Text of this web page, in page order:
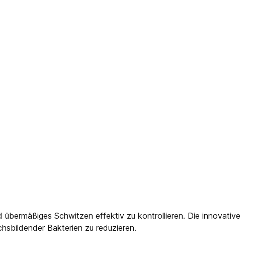
Schwitzen effektiv zu kontrollieren. Die innovative
Bakterien zu reduzieren.